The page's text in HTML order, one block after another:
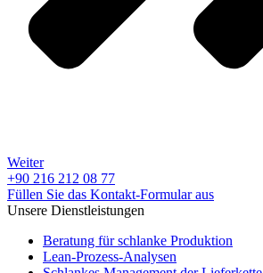
Weiter
+90 216 212 08 77
Füllen Sie das Kontakt-Formular aus
Unsere Dienstleistungen
Beratung für schlanke Produktion
Lean-Prozess-Analysen